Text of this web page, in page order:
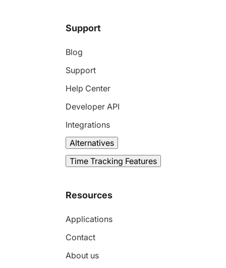
Support
Blog
Support
Help Center
Developer API
Integrations
Alternatives
Time Tracking Features
Resources
Applications
Contact
About us